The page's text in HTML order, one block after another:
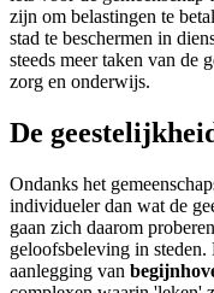
zijn om belastingen te
stad te beschermen in
steeds meer taken van de
zorg en onderwijs.
De
Ondanks het
individueler dan wat de
gaan zich daarom
geloofsbeleving in
aanlegging van